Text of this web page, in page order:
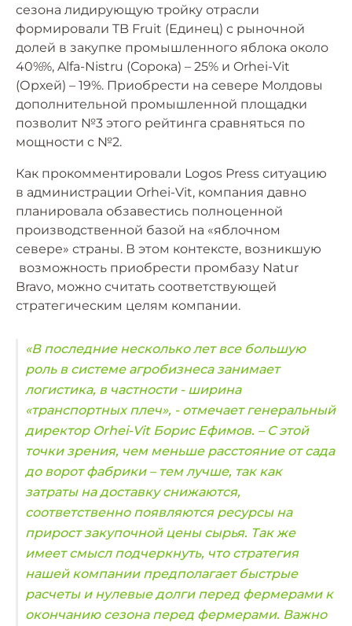
сезона лидирующую тройку отрасли
формировали TB Fruit (Единец) с рыночной
долей в закупке промышленного яблока около
40%%, Alfa-Nistru (Сорока) – 25% и Orhei-Vit
(Орхей) – 19%. Приобрести на севере Молдовы
дополнительной промышленной площадки
позволит №3 этого рейтинга сравняться по
мощности с №2.
Как прокомментировали Logos Press ситуацию
в администрации Orhei-Vit, компания давно
планировала обзавестись полноценной
производственной базой на «яблочном
севере» страны. В этом контексте, возникшую
возможность приобрести промбазу Natur
Bravo, можно считать соответствующей
стратегическим целям компании.
«В последние несколько лет все большую
роль в системе агробизнеса занимает
логистика, в частности - ширина
«транспортных плеч», - отмечает генеральный
директор Orhei-Vit Борис Ефимов. – С этой
точки зрения, чем меньше расстояние от сада
до ворот фабрики – тем лучше, так как
затраты на доставку снижаются,
соответственно появляются ресурсы на
прирост закупочной цены сырья. Так же
имеет смысл подчеркнуть, что стратегия
нашей компании предполагает быстрые
расчеты и нулевые долги перед фермерами к
окончанию сезона перед фермерами. Важно